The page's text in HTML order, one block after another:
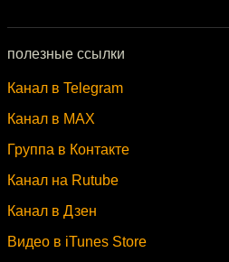
полезные ссылки
Канал в Telegram
Канал в MAX
Группа в Контакте
Канал на Rutube
Канал в Дзен
Видео в iTunes Store